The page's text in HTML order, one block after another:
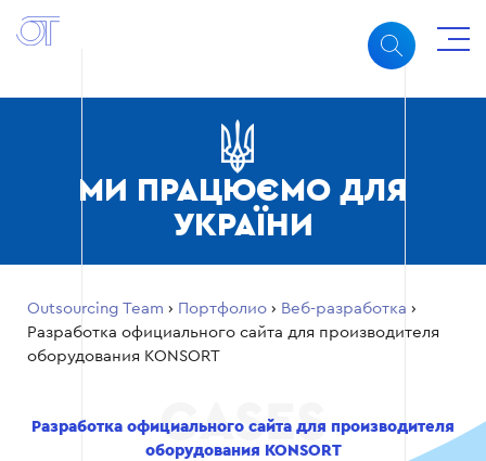
МИ ПРАЦЮЄМО ДЛЯ
УКРАЇНИ
Outsourcing Team › Портфолио › Веб-разработка ›
Разработка официального сайта для производителя
оборудования KONSORT
Разработка официального сайта для производителя
оборудования KONSORT